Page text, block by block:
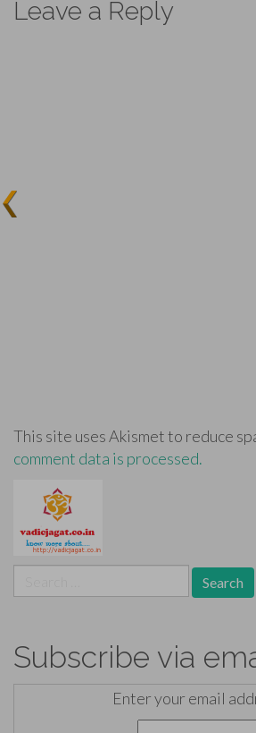
Leave a Reply
This site uses Akismet to reduce
comment data is processed.
for:
Subscribe via
Enter your email